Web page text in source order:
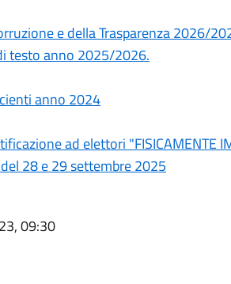
e della Trasparenza 2026/
testo anno 2025/2026.
anno 2024
ad elettori "FISICAMENTE
28 e 29 settembre 2025
09:30